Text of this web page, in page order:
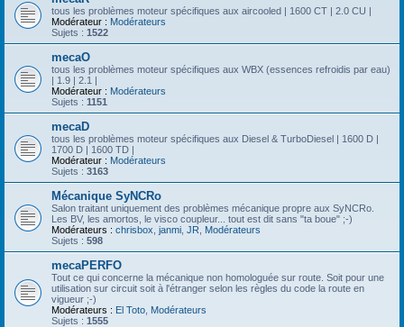
tous les problèmes moteur spécifiques aux aircooled | 1600 CT | 2.0 CU |
Modérateur : Modérateurs
Sujets : 1522
mecaO
tous les problèmes moteur spécifiques aux WBX (essences refroidis par eau)
| 1.9 | 2.1 |
Modérateur : Modérateurs
Sujets : 1151
mecaD
tous les problèmes moteur spécifiques aux Diesel & TurboDiesel | 1600 D |
1700 D | 1600 TD |
Modérateur : Modérateurs
Sujets : 3163
Mécanique SyNCRo
Salon traitant uniquement des problèmes mécanique propre aux SyNCRo.
Les BV, les amortos, le visco coupleur... tout est dit sans "ta boue" ;-)
Modérateurs : chrisbox janmi JR
Modérateurs
Sujets : 598
mecaPERFO
Tout ce qui concerne la mécanique non homologuée sur route. Soit pour une
utilisation sur circuit soit à l'étranger selon les règles du code la route en
vigueur ;-)
Modérateurs : El Toto Modérateurs
Sujets : 1555